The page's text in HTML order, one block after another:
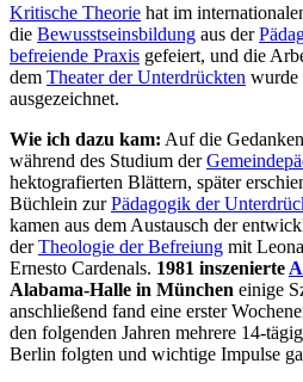
Kritische Theorie hat im
die Bewusstseinsbildung aus der
befreiende Praxis gefeiert, und die
dem Theater der Unterdrückten wurde
ausgezeichnet.
Wie ich dazu kam: Auf die
während des Studium der
hektografierten Blättern, später
Büchlein zurPädagogik der
kamen aus dem Austausch der
derTheologie der Befreiung mit
Ernesto Cardenals. 1981 inszenierte
Alabama-Halle in München einige
anschließend fand eine erster
den folgenden Jahren mehrere 14-
Berlin folgten und wichtige Impulse